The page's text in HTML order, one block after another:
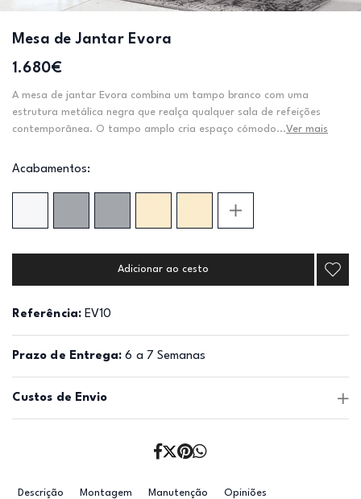
Mesa de Jantar Evora
1.680€
A mesa de jantar Evora combina um tampo branco com uma
estrutura metálica negra que realça qualquer sala de refeições
contemporânea. O tampo amplo cria espaço cómodo...Ver mais
Acabamentos:
Adicionar ao cesto
Referência: EV10
Prazo de Entrega: 6 a 7 Semanas
Custos de Envio
Descrição Montagem Manutenção Opiniões